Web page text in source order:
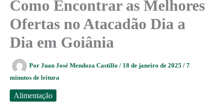
Como Encontrar as Melhores
Ofertas no Atacadão Dia a
Dia em Goiânia
Por Juan José Mendoza Castillo / 18 de janeiro de 2025 / 7
minutos de leitura
Alimentação